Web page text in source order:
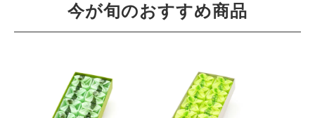
今が旬のおすすめ商品